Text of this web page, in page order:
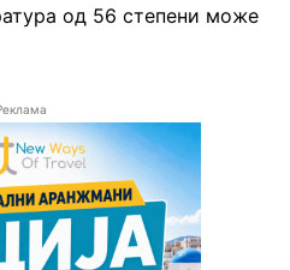
од 56 степени може